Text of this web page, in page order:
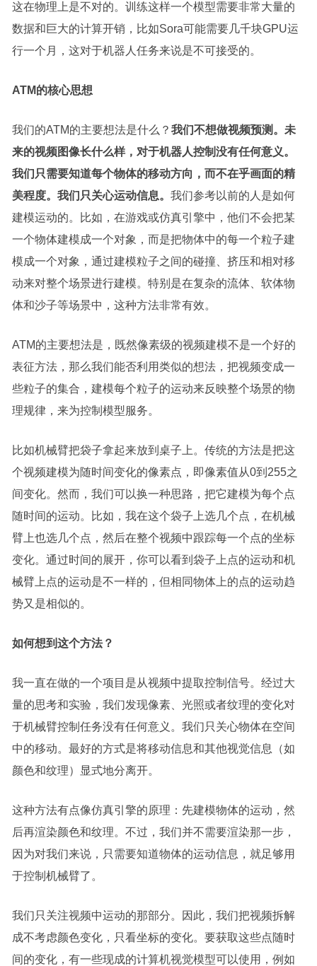
这在物理上是不对的。训练这样一个模型需要非常大量的
数据和巨大的计算开销，比如Sora可能需要几千块GPU运
行一个月，这对于机器人任务来说是不可接受的。
ATM的核心思想
我们的ATM的主要想法是什么？ 我们不想做视频预测。未
来的视频图像长什么样，对于机器人控制没有任何意义。
我们只需要知道每个物体的移动方向，而不在乎画面的精
美程度。我们只关心运动信息。 我们参考以前的人是如何
建模运动的。比如，在游戏或仿真引擎中，他们不会把某
一个物体建模成一个对象，而是把物体中的每一个粒子建
模成一个对象，通过建模粒子之间的碰撞、挤压和相对移
动来对整个场景进行建模。特别是在复杂的流体、软体物
体和沙子等场景中，这种方法非常有效。
ATM的主要想法是，既然像素级的视频建模不是一个好的
表征方法，那么我们能否利用类似的想法，把视频变成一
些粒子的集合，建模每个粒子的运动来反映整个场景的物
理规律，来为控制模型服务。
比如机械臂把袋子拿起来放到桌子上。传统的方法是把这
个视频建模为随时间变化的像素点，即像素值从0到255之
间变化。然而，我们可以换一种思路，把它建模为每个点
随时间的运动。比如，我在这个袋子上选几个点，在机械
臂上也选几个点，然后在整个视频中跟踪每一个点的坐标
变化。通过时间的展开，你可以看到袋子上点的运动和机
械臂上点的运动是不一样的，但相同物体上的点的运动趋
势又是相似的。
如何想到这个方法？
我一直在做的一个项目是从视频中提取控制信号。经过大
量的思考和实验，我们发现像素、光照或者纹理的变化对
于机械臂控制任务没有任何意义。我们只关心物体在空间
中的移动。最好的方式是将移动信息和其他视觉信息（如
颜色和纹理）显式地分离开。
这种方法有点像仿真引擎的原理：先建模物体的运动，然
后再渲染颜色和纹理。不过，我们并不需要渲染那一步，
因为对我们来说，只需要知道物体的运动信息，就足够用
于控制机械臂了。
我们只关注视频中运动的那部分。因此，我们把视频拆解
成不考虑颜色变化，只看坐标的变化。要获取这些点随时
间的变化，有一些现成的计算机视觉模型可以使用，例如